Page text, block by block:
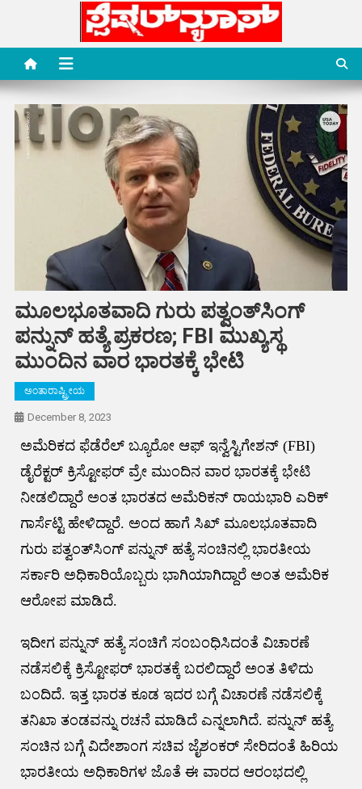
content
Special News Media
Special News Media
ಮೂಲಭೂತವಾದಿ ಗುರು ಪತ್ವಂತ್‌ಸಿಂಗ್‌
ಪನ್ನುನ್ ಹತ್ಯೆ ಪ್ರಕರಣ; FBI ಮುಖ್ಯಸ್ಥ
ಮುಂದಿನ ವಾರ ಭಾರತಕ್ಕೆ ಭೇಟಿ
ಅಂತಾರಾಷ್ಟ್ರೀಯ
December 8, 2023
ಅಮೆರಿಕದ ಫೆಡೆರೆಲ್‌ ಬ್ಯೂರೋ ಆಫ್‌ ಇನ್ವೆಸ್ಟಿಗೇಶನ್‌ (FBI)
ಡೈರೆಕ್ಟರ್‌ ಕ್ರಿಸ್ಟೋಫರ್‌ ವ್ರೇ ಮುಂದಿನ ವಾರ ಭಾರತಕ್ಕೆ ಭೇಟಿ
ನೀಡಲಿದ್ದಾರೆ ಅಂತ ಭಾರತದ ಅಮೆರಿಕನ್‌ ರಾಯಭಾರಿ ಎರಿಕ್‌
ಗಾರ್ಸೆಟ್ಟಿ ಹೇಳಿದ್ದಾರೆ. ಅಂದ ಹಾಗೆ ಸಿಖ್‌ ಮೂಲಭೂತವಾದಿ
ಗುರು ಪತ್ವಂತ್‌ಸಿಂಗ್‌ ಪನ್ನುನ್‌ ಹತ್ಯೆ ಸಂಚಿನಲ್ಲಿ ಭಾರತೀಯ
ಸರ್ಕಾರಿ ಅಧಿಕಾರಿಯೊಬ್ಬರು ಭಾಗಿಯಾಗಿದ್ದಾರೆ ಅಂತ ಅಮೆರಿಕ
ಆರೋಪ ಮಾಡಿದೆ.
ಇದೀಗ ಪನ್ನುನ್‌ ಹತ್ಯೆ ಸಂಚಿಗೆ ಸಂಬಂಧಿಸಿದಂತೆ ವಿಚಾರಣೆ
ನಡೆಸಲಿಕ್ಕೆ ಕ್ರಿಸ್ಟೋಫರ್‌ ಭಾರತಕ್ಕೆ ಬರಲಿದ್ದಾರೆ ಅಂತ ತಿಳಿದು
ಬಂದಿದೆ. ಇತ್ತ ಭಾರತ ಕೂಡ ಇದರ ಬಗ್ಗೆ ವಿಚಾರಣೆ ನಡೆಸಲಿಕ್ಕೆ
ತನಿಖಾ ತಂಡವನ್ನು ರಚನೆ ಮಾಡಿದೆ ಎನ್ನಲಾಗಿದೆ. ಪನ್ನುನ್‌ ಹತ್ಯೆ
ಸಂಚಿನ ಬಗ್ಗೆ ವಿದೇಶಾಂಗ ಸಚಿವ ಜೈಶಂಕರ್‌ ಸೇರಿದಂತೆ ಹಿರಿಯ
ಭಾರತೀಯ ಅಧಿಕಾರಿಗಳ ಜೊತೆ ಈ ವಾರದ ಆರಂಭದಲ್ಲಿ